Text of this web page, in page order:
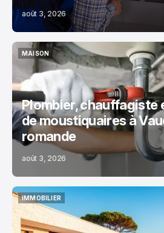
août 3, 2026
MAISON
MAISON
Plombier, chauffagiste
de moustiquaires à
romande
août 3, 2026
IMMOBILIER
IMMOBILIER